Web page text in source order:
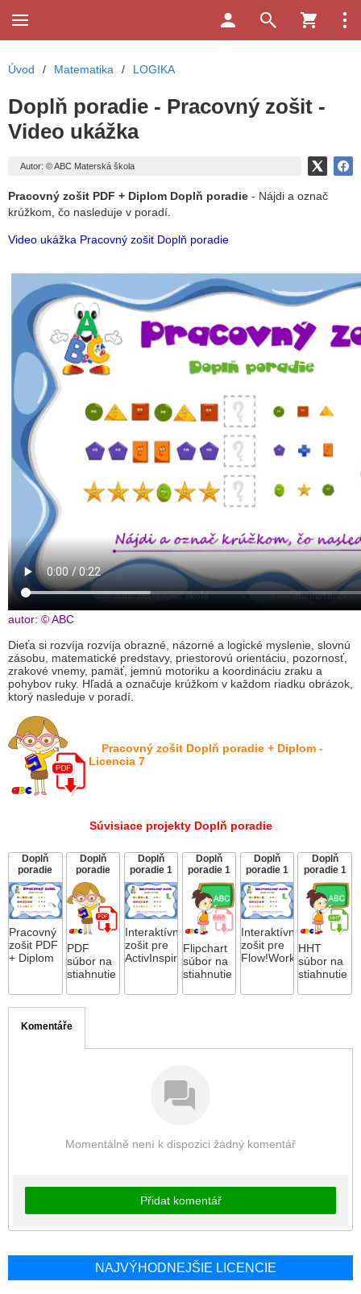
NAJVÝHODNEJŠIE LICENCIE
Úvod / Matematika / LOGIKA
Doplň poradie - Pracovný zošit -
Video ukážka
Autor: © ABC Materská škola
Pracovný zošit PDF + Diplom Doplň poradie - Nájdi a označ
krúžkom, čo nasleduje v poradí.
Video ukážka Pracovný zošit Doplň poradie
autor: © ABC
Dieťa si rozvíja rozvíja obrazné, názorné a logické myslenie, slovnú
zásobu, matematické predstavy, priestorovú orientáciu, pozornosť,
zrakové vnemy, pamäť, jemnú motoriku a koordináciu zraku a
pohybov ruky. Hľadá a označuje krúžkom v každom riadku obrázok,
ktorý nasleduje v poradí.
Pracovný zošit Doplň poradie + Diplom -
Licencia 7
Súvisiace projekty Doplň poradie
Doplň
poradie
Pracovný
zošit PDF
+ Diplom
Doplň
poradie
PDF
súbor na
stiahnutie
Doplň
poradie 1
Interaktívny
zošit pre
ActivInspire
Doplň
poradie 1
Flipchart
súbor na
stiahnutie
Doplň
poradie 1
Interaktívny
zošit pre
Flow!Works
Doplň
poradie 1
HHT
súbor na
stiahnutie
Komentáře
Momentálně není k dispozici žádný komentář
Přidat komentář